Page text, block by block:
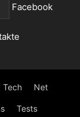
Facebook
Tech Net
Tests